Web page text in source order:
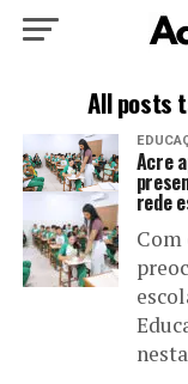
HOME
EDUCAÇÃO
All posts
Acre
rede
Com